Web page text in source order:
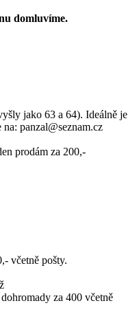
domluvíme.
jako 63 a 64). Ideálně je
panzal@seznam.cz
prodám za 200,-
včetně pošty.
za 400 včetně